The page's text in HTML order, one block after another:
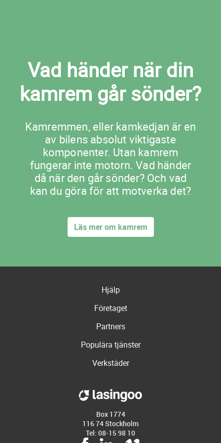
Vad händer när din
kamrem går sönder?
Kamremmen, eller kamkedjan är en
av bilens absolut viktigaste
komponenter. Utan kamrem
fungerar inte motorn. Vad händer
då när den går sönder? Och vad
kan du göra för att motverka det?
Läs mer om kamrem
Hjälp
Företaget
Partners
Populära tjänster
Verkstäder
Box 1774
116 74 Stockholm
Tel: 08-15 98 10